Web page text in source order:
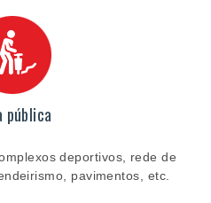
pública
deportivos, rede de
pavimentos, etc.